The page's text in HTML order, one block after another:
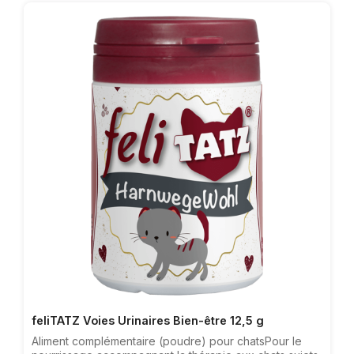
une opération, après une pause d‘entraînement, en cas
de manque d‘agilité et chez les animaux
âgés.Recommandation: Pour l’approvisionnement de
micronutriments, l‘alimentation de feliTATZ Force
Minérale est également recommandée.Composition:
graine de lin, drêches de brasserie, feuilles
d‘aubépine avec fleurs, levure de bière, herbe de
Chardon-Marie, feuille de bouleau, herbe d’ortie
(moulu), feuilles de ginkgo, herbe de pissenlit,
gingembre, racine de pissenlitAdditifs/kg: Additifs
nutritionnels: monohydrochlorure de L-lysine 102 g, L-
méthionine (3c305) 55 gConstituants analytiques:
protéine brute 31,2%, matière grasse brute 15,4%,
cellulose brute 11,5%, cendres brutes
5,4%Recommandation d‘alimentation: ajouter 1 pointe
du couteau par jour au fourrage
feliTATZ Voies Urinaires Bien-être 12,5 g
Aliment complémentaire (poudre) pour chatsPour le